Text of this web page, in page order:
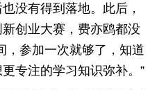
没有得到落地。此后，
创业大赛，费亦鸥都没
，参加一次就够了，知道
专注的学习知识弥补。”